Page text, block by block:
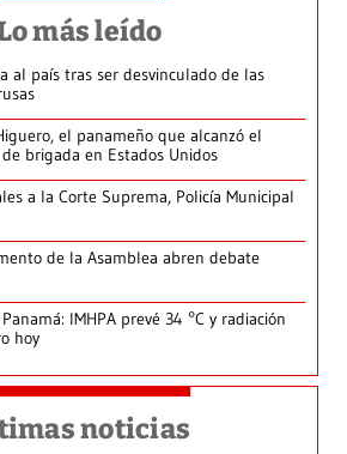
más leído
al país tras ser desvinculado de las
el panameño que alcanzó el
brigada en Estados Unidos
a la Corte Suprema, Policía Municipal
de la Asamblea abren debate
IMHPA prevé 34 °C y radiación
hoy
noticias